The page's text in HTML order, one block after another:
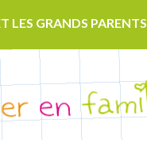
LES GRANDS PARENTS